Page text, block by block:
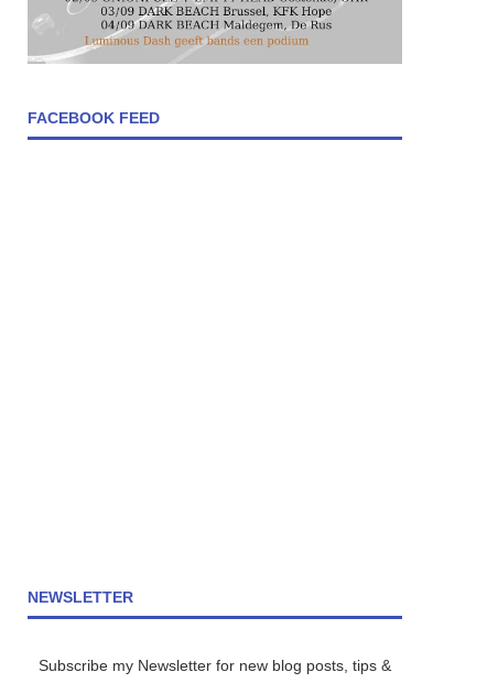
FACEBOOK FEED
NEWSLETTER
Subscribe my Newsletter for new blog posts, tips &